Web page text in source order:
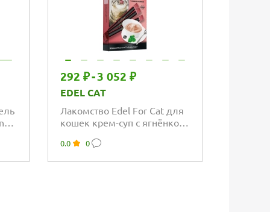
292 ₽-3 052 ₽
EDEL CAT
Лакомство Edel For Cat для
кошек крем-суп с ягнёнком
0.0 0